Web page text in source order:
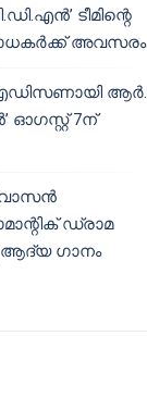
ടീമിന്റെ
അവസരം
ആർ.
ഓഗസ്റ്റ് 7ന്
ഡ്രാമ
ആദ്യ ഗാനം